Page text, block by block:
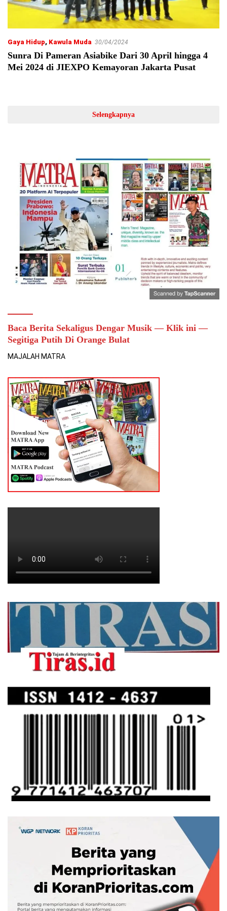
Gaya Hidup, Kawula Muda 30/04/2024
Sunra Di Pameran Asiabike Dari 30 April hingga 4
Mei 2024 di JIEXPO Kemayoran Jakarta Pusat
Selengkapnya
Baca Berita Sekaligus Dengar Musik — Klik ini —
Segitiga Putih Di Orange Bulat
MAJALAH MATRA